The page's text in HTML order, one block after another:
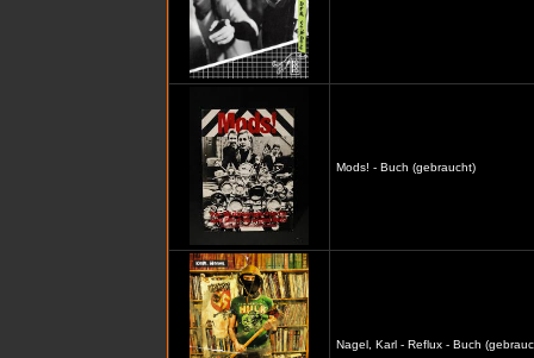
Mods! - Buch (gebraucht)
Nagel, Karl - Reflux - Buch